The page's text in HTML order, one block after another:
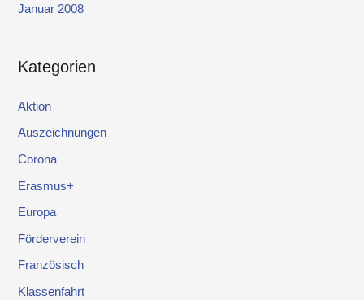
Januar 2008
Kategorien
Aktion
Auszeichnungen
Corona
Erasmus+
Europa
Förderverein
Französisch
Klassenfahrt